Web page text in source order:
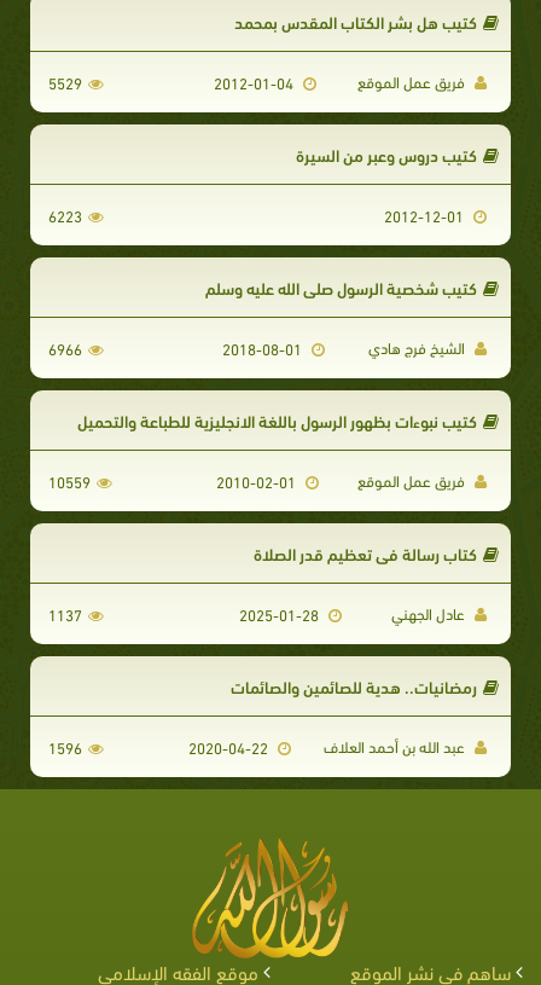
كتيب هل بشر الكتاب المقدس بمحمد
فريق عمل الموقع 5529
كتيب دروس وعبر من السيرة
6223
كتيب شخصية الرسول صلى الله عليه وسلم
الشيخ فرج هادي 6966
كتيب نبوءات بظهور الرسول باللغة الانجليزية للطباعة والتحميل
فريق عمل الموقع 10559
كتاب رسالة في تعظيم قدر الصلاة
عادل الجهني 1137
رمضانيات.. هدية للصائمين والصائمات
عبد الله بن أحمد العلاف 1596
ساهم في نشر الموقع موقع الفقه الإسلامي